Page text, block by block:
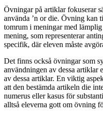
Övningar på artiklar fokuserar
använda ’n or die. Övning kan
tomrum i meningar med
mening, som representerar
specifik, där eleven måste
Det finns också övningar som
användningen av dessa artiklar
av dessa artiklar. En viktig
att den bestämda artikeln die
numerus eller kasus för
alltså eleverna gott om övning